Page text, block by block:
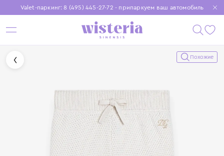
Valet-паркинг: 8 (495) 445-27-72 - припаркуем ваш автомобиль
Бесплатная доставка при заказе от 15 000 ₽
Установите приложение, чтобы покупки были еще удобнее
Похожие